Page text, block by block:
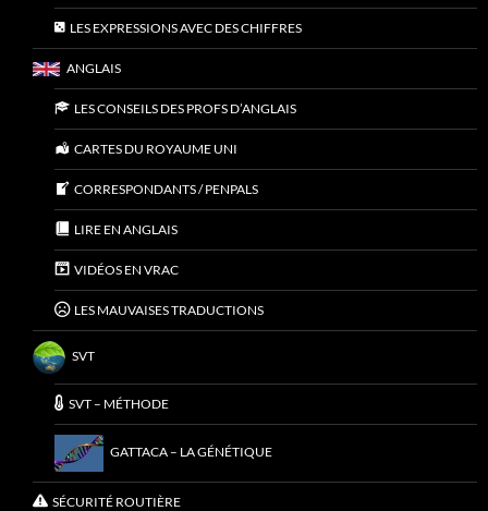
LES EXPRESSIONS AVEC DES CHIFFRES
ANGLAIS
LES CONSEILS DES PROFS D’ANGLAIS
CARTES DU ROYAUME UNI
CORRESPONDANTS / PENPALS
LIRE EN ANGLAIS
VIDÉOS EN VRAC
LES MAUVAISES TRADUCTIONS
SVT
SVT – MÉTHODE
GATTACA – LA GÉNÉTIQUE
SÉCURITÉ ROUTIÈRE